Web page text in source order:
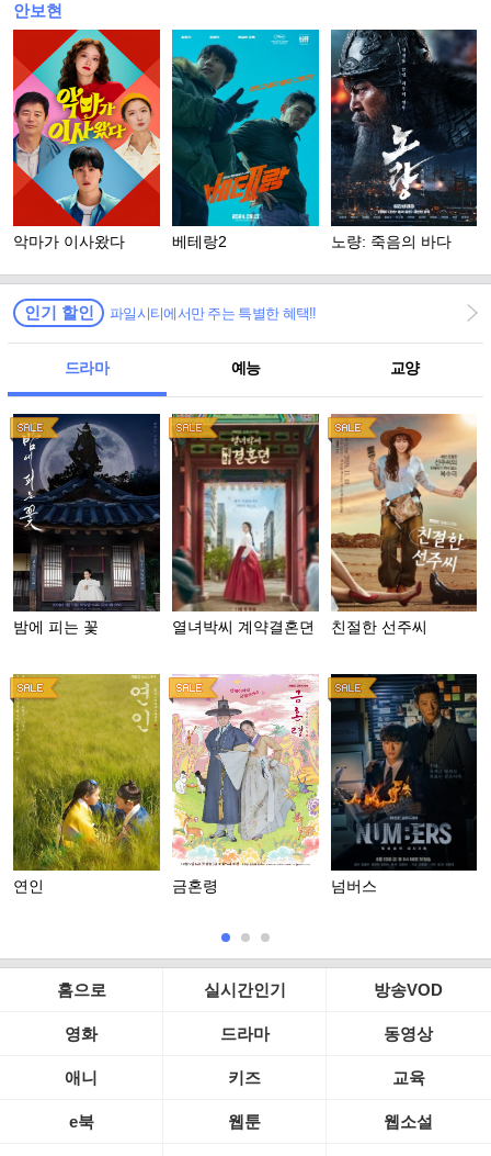
안보현
악마가 이사왔다 베테랑2 노량: 죽음의 바다
인기 할인 파일시티에서만 주는 특별한 혜택!!
드라마 예능 교양
밤에 피는 꽃 열녀박씨 계약결혼뎐 친절한 선주씨
연인 금혼령 넘버스
홈으로 실시간인기 방송VOD
영화 드라마 동영상
애니 키즈 교육
e북 웹툰 웹소설